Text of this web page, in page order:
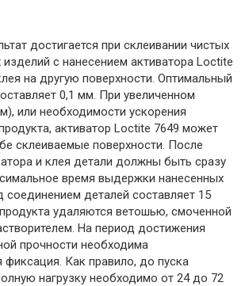
достигается при склеивании чистых
с нанесением активатора Loctite
на другую поверхности. Оптимальный
0,1 мм. При увеличенном
или необходимости ускорения
активатор Loctite 7649 может
склеиваемые поверхности. После
и клея детали должны быть сразу
время выдержки нанесенных
соединением деталей составляет 15
удаляются ветошью, смоченной
На период достижения
прочности необходима
фиксация. Как правило, до пуска
нагрузку необходимо от 24 до 72